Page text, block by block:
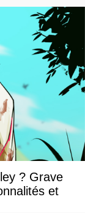
? Grave
et